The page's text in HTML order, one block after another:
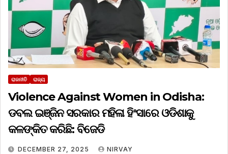
ରାଜନୀତି ରାଜ୍ୟ
Violence Against Women in Odisha:
ଡବଲ ଇଞ୍ଜିନ ସରକାର ମହିଳା ହିଂସାରେ ଓଡିଶାକୁ
କଳଙ୍କିତ କରିଛି: ବିଜେଡି
DECEMBER 27, 2025 NIRVAY